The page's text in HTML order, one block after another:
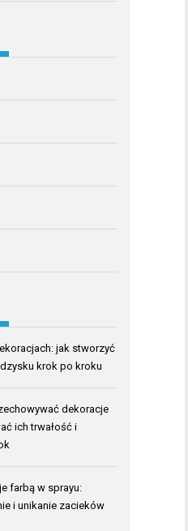
jak stworzyć
krok po kroku
dekoracje
ich trwałość i
farbą w sprayu:
i unikanie zacieków